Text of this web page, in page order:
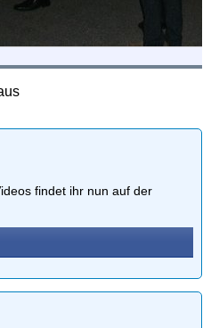
findet ihr nun auf der